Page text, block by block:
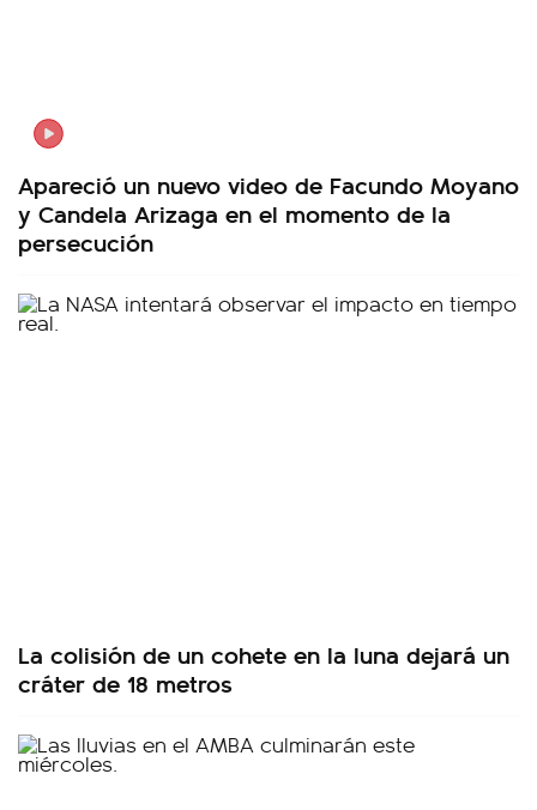
Apareció un nuevo video de Facundo Moyano
y Candela Arizaga en el momento de la
persecución
La colisión de un cohete en la luna dejará un
cráter de 18 metros